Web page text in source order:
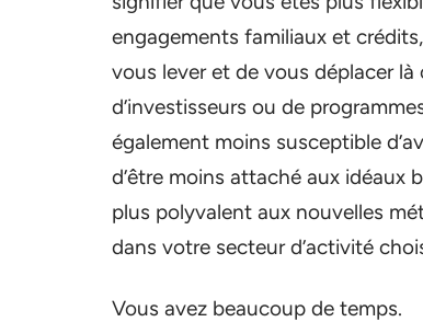
engagements familiaux et
vous lever et de vous déplacer
d’investisseurs ou de
également moins susceptible
d’être moins attaché aux idéaux
plus polyvalent aux nouvelles
dans votre secteur d’activité
Vous avez beaucoup de temps.